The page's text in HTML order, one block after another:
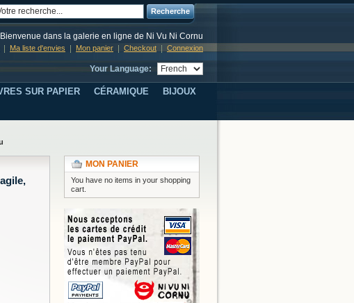
Recherche
Bienvenue dans la galerie en ligne de Ni Vu Ni Cornu
Ma liste d'envies Mon panier Checkout Connexion
Your Language:
SUR PAPIER CÉRAMIQUE
BIJOUX
MON PANIER
You have no items in your shopping
cart.